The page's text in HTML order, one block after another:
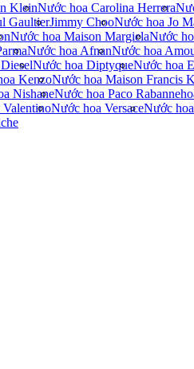
KleinNước hoa Carolina Herrera
GaultierJimmy ChooNước hoa Jo
Nước hoa Maison MargielaNước
Nước hoa AfnanNước hoa
Nước hoa DiptyqueNước hoa
KenzoNước hoa Maison Francis
NishaneNước hoa Paco Rabanne
Nước hoa VersaceNước